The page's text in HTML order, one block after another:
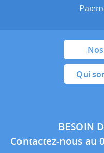
Qui
BESOIN
Contactez-nous au